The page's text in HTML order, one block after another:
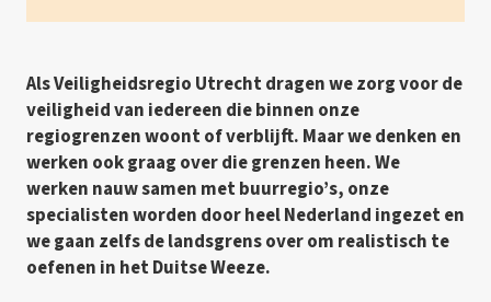
Als Veiligheidsregio Utrecht dragen we zorg voor de
veiligheid van iedereen die binnen onze
regiogrenzen woont of verblijft. Maar we denken en
werken ook graag over die grenzen heen. We
werken nauw samen met buurregio’s, onze
specialisten worden door heel Nederland ingezet en
we gaan zelfs de landsgrens over om realistisch te
oefenen in het Duitse Weeze.